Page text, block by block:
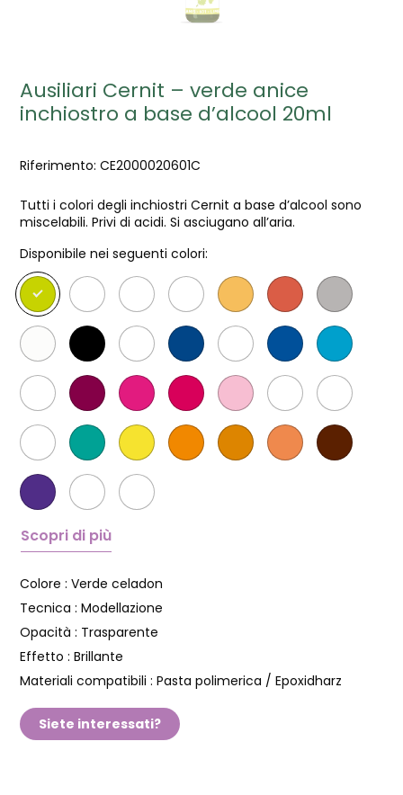
Ausiliari Cernit – verde anice
inchiostro a base d’alcool 20ml
Riferimento: CE2000020601C
Tutti i colori degli inchiostri Cernit a base d’alcool sono
miscelabili. Privi di acidi. Si asciugano all’aria.
Disponibile nei seguenti colori:
Scopri di più
Colore : Verde celadon
Tecnica : Modellazione
Opacità : Trasparente
Effetto : Brillante
Materiali compatibili : Pasta polimerica / Epoxidharz
Siete interessati?